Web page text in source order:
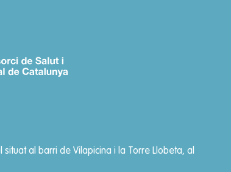
situat al barri de Vilapicina i la Torre Llobeta, al